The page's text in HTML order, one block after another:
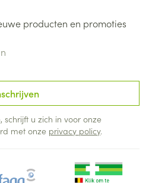
producten en promoties
schrijft u zich in voor onze
met onze privacy policy.